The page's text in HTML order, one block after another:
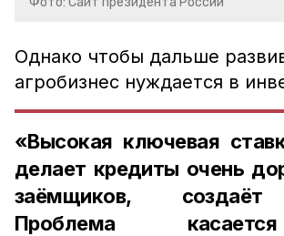
Однако чтобы дальше
агробизнес нуждается в
«Высокая ключевая
делает кредиты очень
заёмщиков,
Проблема